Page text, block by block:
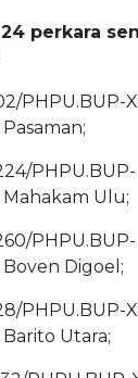
perkara
PHPU.BUP-
Mahakam Ulu;
Boven Digoel;
PHPU.BUP-
Utara;